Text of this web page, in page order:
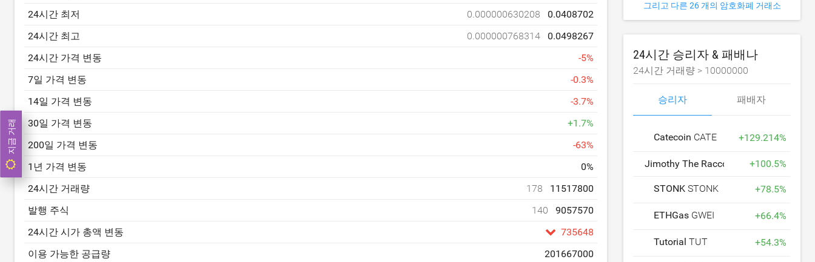
24시간 최저
0.000000630208
0.0408702
24시간 최고
0.000000768314
0.0498267
24시간 가격 변동
-5%
7일 가격 변동
-0.3%
14일 가격 변동
-3.7%
30일 가격 변동
+1.7%
200일 가격 변동
-63%
1년 가격 변동
0%
24시간 거래량
178
11517800
발행 주식
140
9057570
24시간 시가 총액 변동
735648
이용 가능한 공급량
201667000
그리고 다른 26 개의 암호화폐 거래소
24시간 승리자 & 패배나
24시간 거래량 > 10000000
승리자 패배자
Catecoin CATE +129.214%
Jimothy The Raccoon JIMOTHY
+100.5%
STONKSTONK +78.5%
ETHGas GWEI +66.4%
TutorialTUT +54.3%
지금 거래